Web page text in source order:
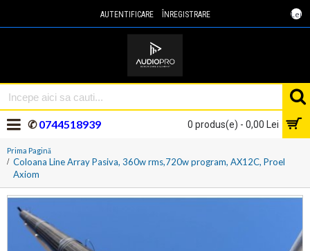
Lei
AUTENTIFICARE ÎNREGISTRARE
0 produs(e) - 0,00 Lei
✆0744518939
Prima Pagină
Coloana Line Array Pasiva, 360w rms,720w program, AX12C, Proel
Axiom